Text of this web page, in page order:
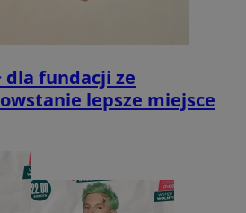
dla fundacji ze
lepsze miejsce